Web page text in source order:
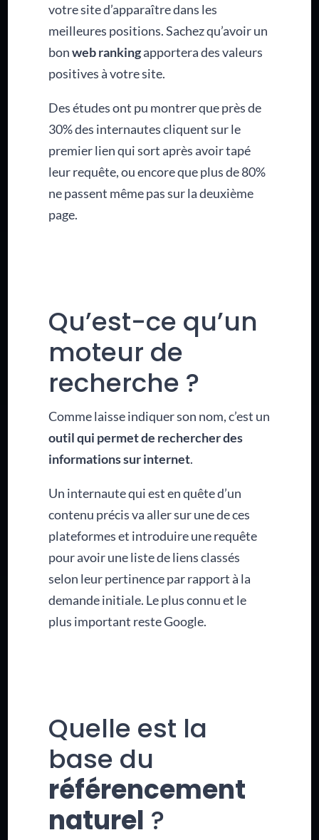
votre site d’apparaître dans les
meilleures positions. Sachez qu’avoir un
bonweb rankingapportera des valeurs
positives à votre site.
Des études ont pu montrer que près de
30% des internautes cliquent sur le
premier lien qui sort après avoir tapé
leur requête, ou encore que plus de 80%
ne passent même pas sur la deuxième
page.
Qu’est-ce qu’un
moteur de
recherche ?
Comme laisse indiquer son nom, c’est un
outil qui permet de rechercher des
informations sur internet.
Un internaute qui est en quête d’un
contenu précis va aller sur une de ces
plateformes et introduire une requête
pour avoir une liste de liens classés
selon leur pertinence par rapport à la
demande initiale. Le plus connu et le
plus important reste Google.
Quelle est la
base du
référencement
naturel ?